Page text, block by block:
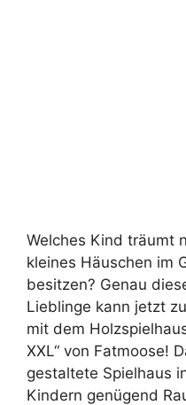
Welches Kind träumt
kleines Häuschen im
besitzen? Genau
Lieblinge kann jetzt
mit dem
XXL“ von Fatmoose!
gestaltete Spielhaus
Kindern genügend